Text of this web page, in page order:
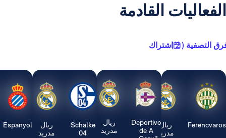
القادمة
) اشتراك
ريالDeportivo
ريال
مدريد
Schalke
04
ريال
مدريد
Espanyol
ريال